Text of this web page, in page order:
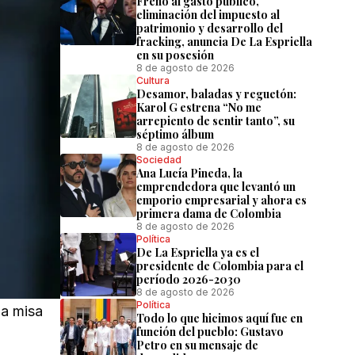
misa
eliminación del impuesto al
patrimonio y desarrollo del
fracking, anuncia De La Espriella
en su posesión
8 de agosto de 2026
Cultura
Desamor, baladas y reguetón:
Karol G estrena “No me
arrepiento de sentir tanto”, su
séptimo álbum
8 de agosto de 2026
Sociedad
Ana Lucía Pineda, la
emprendedora que levantó un
emporio empresarial y ahora es
primera dama de Colombia
8 de agosto de 2026
Política
De La Espriella ya es el
presidente de Colombia para el
período 2026-2030
8 de agosto de 2026
Política
Todo lo que hicimos aquí fue en
función del pueblo: Gustavo
Petro en su mensaje de